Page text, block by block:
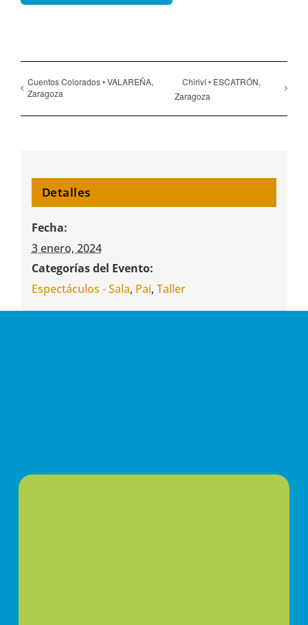
Cuentos Colorados • VALAREÑA,
Zaragoza
Chiriví • ESCATRÓN,
Zaragoza
Detalles
Fecha:
3 enero, 2024
Categorías del Evento:
Espectáculos - Sala, Pai, Taller